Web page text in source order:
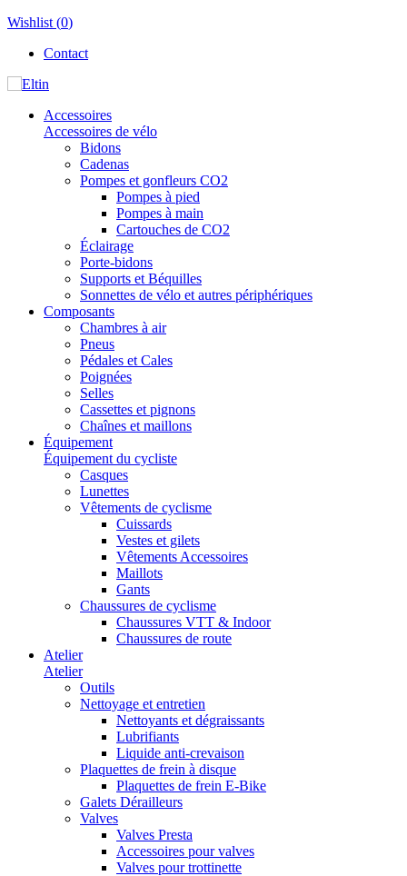
Wishlist (0)
Contact
Accessoires
Accessoires de vélo
Bidons
Cadenas
Pompes et gonfleurs CO2
Pompes à pied
Pompes à main
Cartouches de CO2
Éclairage
Porte-bidons
Supports et Béquilles
Sonnettes de vélo et autres périphériques
Composants
Chambres à air
Pneus
Pédales et Cales
Poignées
Selles
Cassettes et pignons
Chaînes et maillons
Équipement
Équipement du cycliste
Casques
Lunettes
Vêtements de cyclisme
Cuissards
Vestes et gilets
Vêtements Accessoires
Maillots
Gants
Chaussures de cyclisme
Chaussures VTT & Indoor
Chaussures de route
Atelier
Atelier
Outils
Nettoyage et entretien
Nettoyants et dégraissants
Lubrifiants
Liquide anti-crevaison
Plaquettes de frein à disque
Plaquettes de frein E-Bike
Galets Dérailleurs
Valves
Valves Presta
Accessoires pour valves
Valves pour trottinette